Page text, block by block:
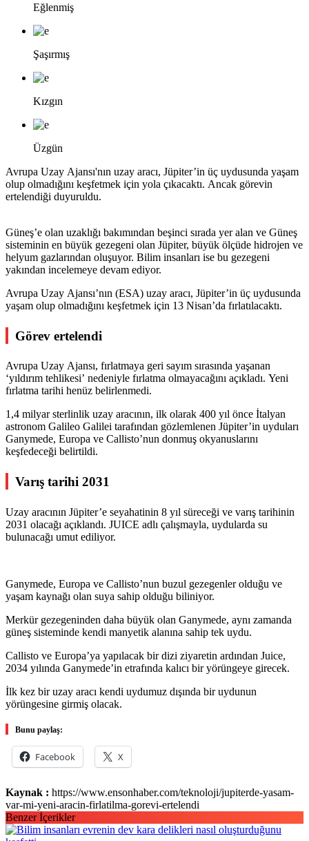
Eğlenmiş
Şaşırmış
Kızgın
Üzgün
Avrupa Uzay Ajansı'nın uzay aracı, Jüpiter’in üç uydusunda yaşam
olup olmadığını keşfetmek için yola çıkacaktı. Ancak görevin
ertelendiği duyuruldu.
Güneş’e olan uzaklığı bakımından beşinci sırada yer alan ve Güneş
sisteminin en büyük gezegeni olan Jüpiter, büyük ölçüde hidrojen ve
helyum gazlarından oluşuyor. Bilim insanları ise bu gezegeni
yakından incelemeye devam ediyor.
Avrupa Uzay Ajansı’nın (ESA) uzay aracı, Jüpiter’in üç uydusunda
yaşam olup olmadığını keşfetmek için 13 Nisan’da fırlatılacaktı.
Görev ertelendi
Avrupa Uzay Ajansı, fırlatmaya geri sayım sırasında yaşanan
‘yıldırım tehlikesi’ nedeniyle fırlatma olmayacağını açıkladı. Yeni
fırlatma tarihi henüz belirlenmedi.
1,4 milyar sterlinlik uzay aracının, ilk olarak 400 yıl önce İtalyan
astronom Galileo Galilei tarafından gözlemlenen Jüpiter’in uyduları
Ganymede, Europa ve Callisto’nun donmuş okyanuslarını
keşfedeceği belirtildi.
Varış tarihi 2031
Uzay aracının Jüpiter’e seyahatinin 8 yıl süreceği ve varış tarihinin
2031 olacağı açıklandı. JUICE adlı çalışmayla, uydularda su
bulunacağı umut ediliyor.
Ganymede, Europa ve Callisto’nun buzul gezegenler olduğu ve
yaşam kaynağı olan suya sahip olduğu biliniyor.
Merkür gezegeninden daha büyük olan Ganymede, aynı zamanda
güneş sisteminde kendi manyetik alanına sahip tek uydu.
Callisto ve Europa’ya yapılacak bir dizi ziyaretin ardından Juice,
2034 yılında Ganymede’in etrafında kalıcı bir yörüngeye girecek.
İlk kez bir uzay aracı kendi uydumuz dışında bir uydunun
yörüngesine girmiş olacak.
Bunu paylaş:
Facebook X
Kaynak : https://www.ensonhaber.com/teknoloji/jupiterde-yasam-
var-mi-yeni-aracin-firlatilma-gorevi-ertelendi
Benzer İçerikler